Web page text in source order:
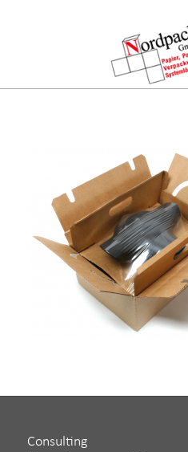
Consulting